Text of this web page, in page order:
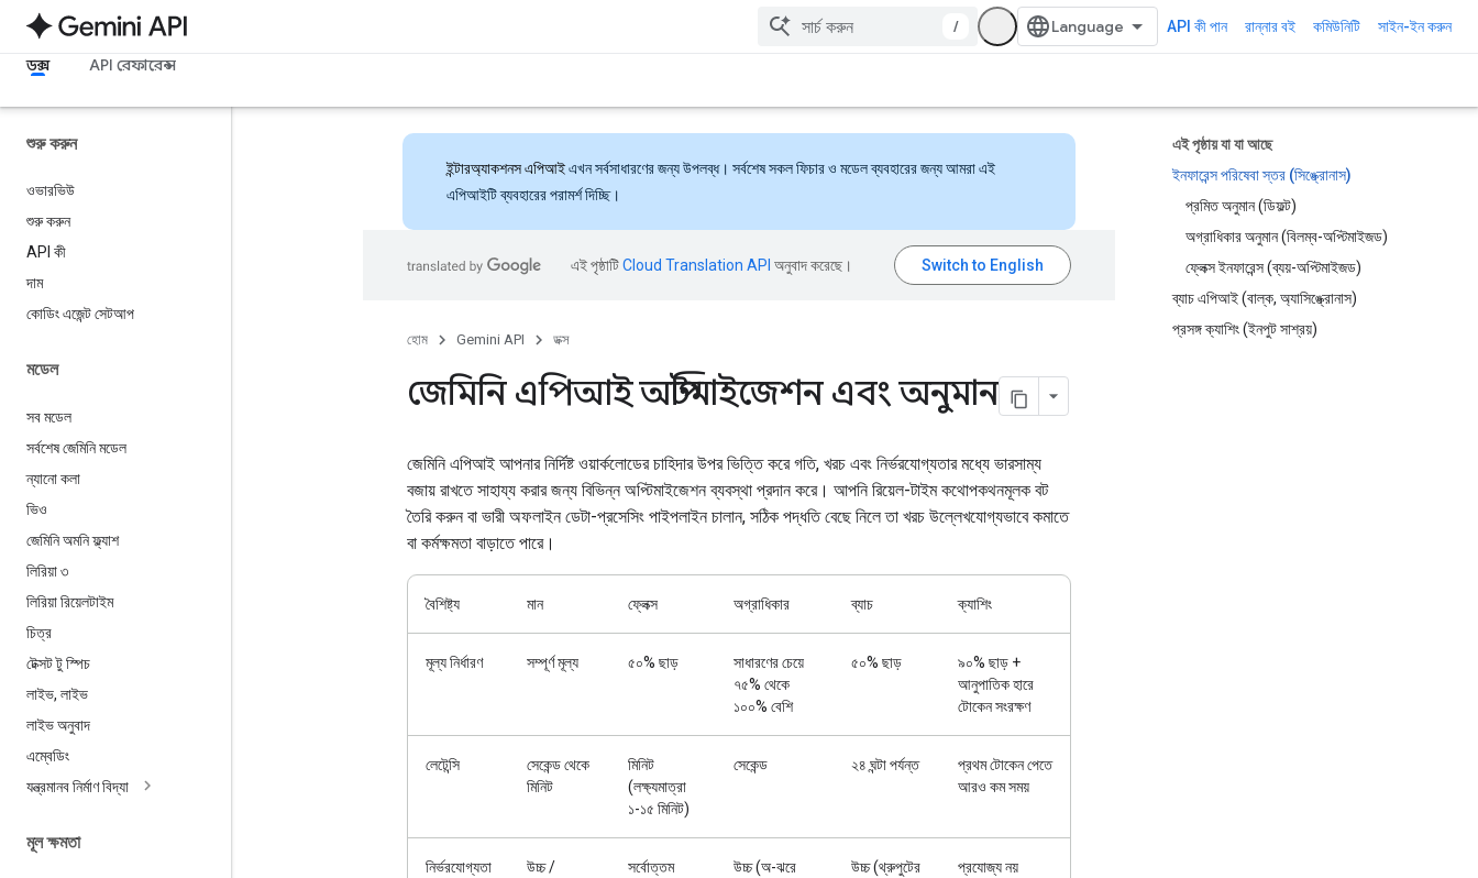
/ API কী পান রান্নার বই কমিউনিটি সাইন-ইন করুন
ডক্স API রেফারেন্স
শুরু করুন
ওভারভিউ
শুরু করুন
API কী
দাম
কোডিং এজেন্ট সেটআপ
মডেল
সব মডেল
সর্বশেষ জেমিনি মডেল
ন্যানো কলা
ভিও
জেমিনি অমনি ফ্ল্যাশ
লিরিয়া ৩
লিরিয়া রিয়েলটাইম
চিত্র
টেক্সট টু স্পিচ
লাইভ, লাইভ
লাইভ অনুবাদ
এম্বেডিং
যন্ত্রমানব নির্মাণ বিদ্যা
মূল ক্ষমতা
এই পৃষ্ঠায় যা যা আছে
ইনফারেন্স পরিষেবা স্তর (সিঙ্ক্রোনাস)
প্রমিত অনুমান (ডিফল্ট)
অগ্রাধিকার অনুমান (বিলম্ব-অপ্টিমাইজড)
ফ্লেক্স ইনফারেন্স (ব্যয়-অপ্টিমাইজড)
ব্যাচ এপিআই (বাল্ক, অ্যাসিঙ্ক্রোনাস)
প্রসঙ্গ ক্যাশিং (ইনপুট সাশ্রয়)
ইন্টারঅ্যাকশনস এপিআইএখন সর্বসাধারণের জন্য উপলব্ধ। সর্বশেষ সকল ফিচার ও মডেল ব্যবহারের জন্য আমরা এই
এপিআইটি ব্যবহারের পরামর্শ দিচ্ছি।
এই পৃষ্ঠাটিCloud Translation API অনুবাদ করেছে।
হোম Gemini API ডক্স
জেমিনি এপিআই অপ্টিমাইজেশন এবং অনুমান
জেমিনি এপিআই আপনার নির্দিষ্ট ওয়ার্কলোডের চাহিদার উপর ভিত্তি করে গতি, খরচ এবং নির্ভরযোগ্যতার মধ্যে ভারসাম্য
বজায় রাখতে সাহায্য করার জন্য বিভিন্ন অপ্টিমাইজেশন ব্যবস্থা প্রদান করে। আপনি রিয়েল-টাইম কথোপকথনমূলক বট
তৈরি করুন বা ভারী অফলাইন ডেটা-প্রসেসিং পাইপলাইন চালান, সঠিক পদ্ধতি বেছে নিলে তা খরচ উল্লেখযোগ্যভাবে কমাতে
বা কর্মক্ষমতা বাড়াতে পারে।
বৈশিষ্ট্য মান ফ্লেক্স অগ্রাধিকার ব্যাচ ক্যাশিং
মূল্য নির্ধারণ সম্পূর্ণ মূল্য ৫০% ছাড়
সাধারণের চেয়ে
৭৫% থেকে
১০০% বেশি
৫০% ছাড়
৯০% ছাড় +
আনুপাতিক হারে
টোকেন সংরক্ষণ
লেটেন্সি
সেকেন্ড থেকে
মিনিট
মিনিট
(লক্ষ্যমাত্রা
১-১৫ মিনিট)
সেকেন্ড ২৪ ঘন্টা পর্যন্ত
প্রথম টোকেন পেতে
আরও কম সময়
নির্ভরযোগ্যতা
উচ্চ /
সর্বোত্তম
উচ্চ (অ-ঝরে
উচ্চ (থ্রুপুটের
প্রযোজ্য নয়